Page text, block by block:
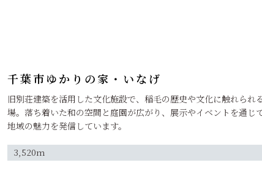
千葉市ゆかりの家・いなげ
旧別荘建築を活用した文化施設で、稲毛の歴史や文化に触れられる
場。落ち着いた和の空間と庭園が広がり、展示やイベントを通じ
地域の魅力を発信しています。
3,520m